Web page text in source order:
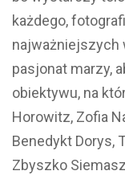
każdego,
najważniejszych
pasjonat marzy,
obiektywu, na
Horowitz, Zofia
Benedykt Dorys,
Zbyszko